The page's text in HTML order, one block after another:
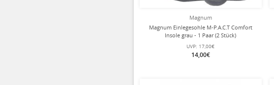
Magnum
Magnum Einlegesohle M-P.A.C.T Comfort
Insole grau - 1 Paar (2 Stück)
UVP: 17,00€
14,00€